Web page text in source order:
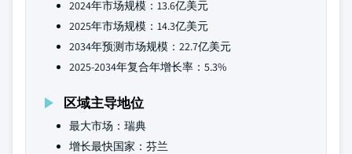
2024年市场规模：13.6亿美元
2025年市场规模：14.3亿美元
2034年预测市场规模：22.7亿美元
2025-2034年复合年增长率：5.3%
区域主导地位
最大市场：瑞典
增长最快国家：芬兰